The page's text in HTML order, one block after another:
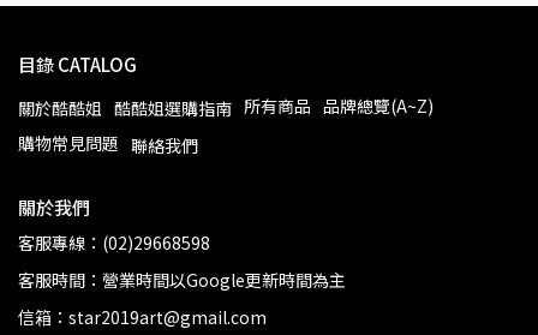
目錄 CATALOG
關於酷酷姐 酷酷姐選購指南 所有商品 品牌總覽(A~Z)
購物常見問題 聯絡我們
關於我們
客服專線：(02)29668598
客服時間：營業時間以Google更新時間為主
信箱：star2019art@gmail.com